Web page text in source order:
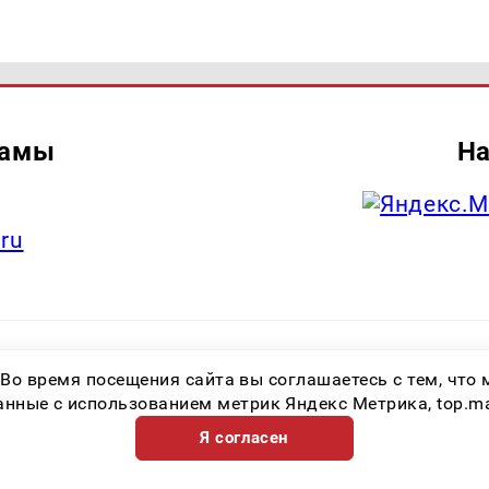
информационной продукции: 16+ Зарегистрировавший орган:
коммуникаций (Роскомнадзор) Регистрационный номер СМИ ЭЛ № ФС
время посещения сайта вы соглашаетесь с тем,
с использованием метрик Яндекс Метрика,
Я согласен